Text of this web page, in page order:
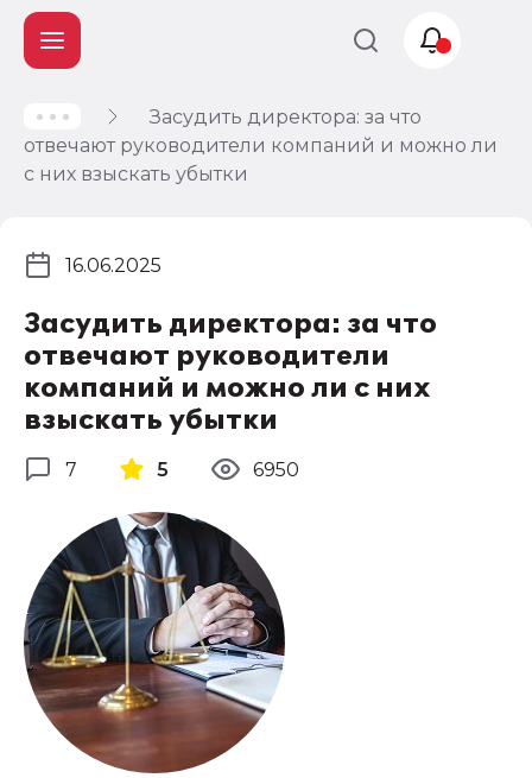
Засудить директора: за что
отвечают руководители компаний и можно ли
с них взыскать убытки
Засудить директора: за что
отвечают руководители
компаний и можно ли с них
взыскать убытки
16.06.2025
7 5 6950
Учет и
налогообложение